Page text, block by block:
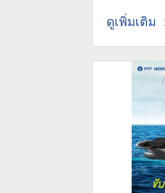
ดูเพิ่มเติม